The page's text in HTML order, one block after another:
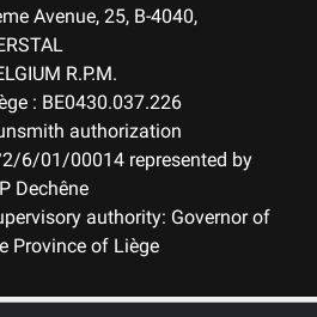
Avenue, 25, B-4040,
R.P.M.
: BE0430.037.226
authorization
6/01/00014 represented by
Dechêne
authority: Governor of
Province of Liège